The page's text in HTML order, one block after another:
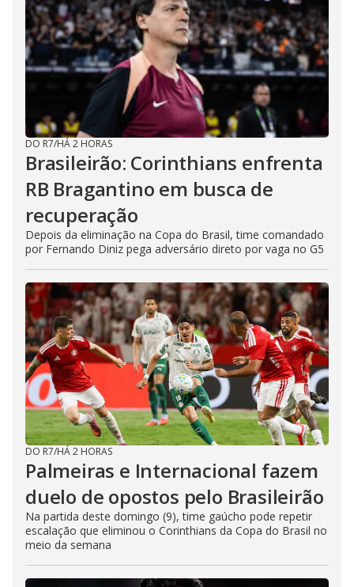
DO R7/HÁ 2 HORAS
Brasileirão: Corinthians enfrenta
RB Bragantino em busca de
recuperação
Depois da eliminação na Copa do Brasil, time comandado
por Fernando Diniz pega adversário direto por vaga no G5
DO R7/HÁ 2 HORAS
Palmeiras e Internacional fazem
duelo de opostos pelo Brasileirão
Na partida deste domingo (9), time gaúcho pode repetir
escalação que eliminou o Corinthians da Copa do Brasil no
meio da semana